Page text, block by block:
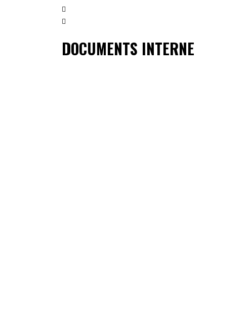
DOCUMENTS INTERNE